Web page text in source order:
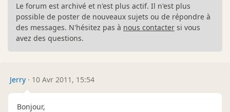
Le forum est archivé et n'est plus actif. Il n'est plus
possible de poster de nouveaux sujets ou de répondre à
des messages. N'hésitez pas à nous contacter si vous
avez des questions.
Jerry · 10 Avr 2011, 15:54
Bonjour,